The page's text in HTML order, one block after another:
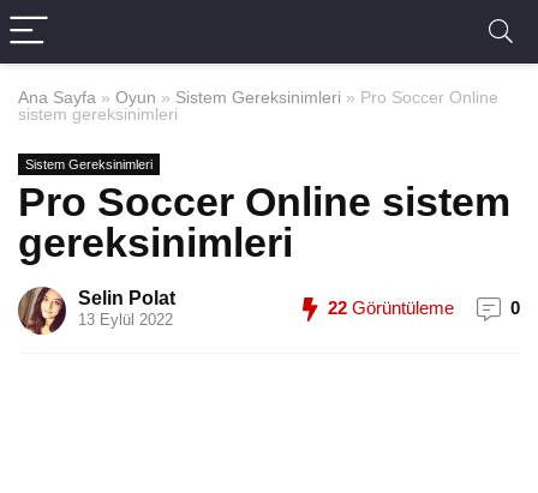
Ana Sayfa » Oyun » Sistem Gereksinimleri » Pro Soccer Online
sistem gereksinimleri
Sistem Gereksinimleri
Pro Soccer Online sistem
gereksinimleri
Selin Polat
13 Eylül 2022
22 Görüntüleme 0